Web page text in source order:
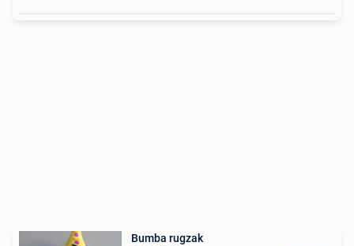
Bumba rugzak